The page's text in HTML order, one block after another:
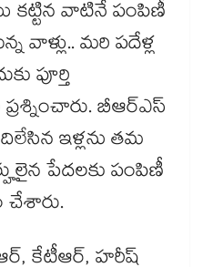
కట్టిన వాటినే పంపిణీ
వాళ్లు.. మరి పదేళ్ల
పూర్తి
బీఆర్ఎస్
ఇళ్లను తమ
పేదలకు పంపిణీ
చేశారు.
కేటీఆర్, హరీష్